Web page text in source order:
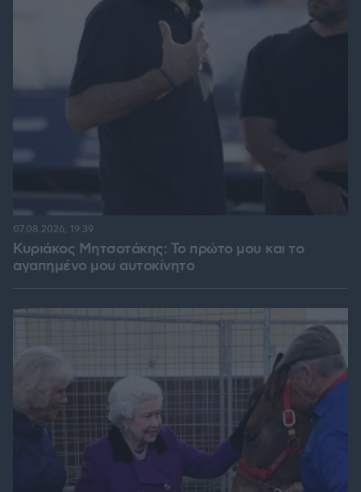
Κυριάκος Μητσοτάκης: Το πρώτο μου και το
αγαπημένο μου αυτοκίνητο
07.08.2026, 19:39